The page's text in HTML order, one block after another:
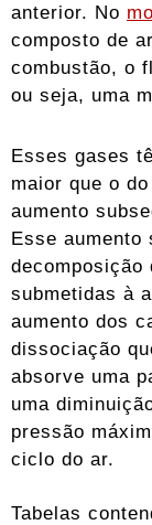
anterior. No
composto de
combustão, o
ou seja, uma
Esses gases
maior que o
aumento
Esse aumento
submetidas à
aumento dos
dissociação
absorve uma
uma
pressão
ciclo do ar.
Tabelas